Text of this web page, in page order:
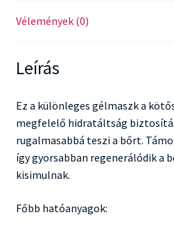
Vélemények (0)
Leírás
Ez a különleges gélmaszk a
megfelelő hidratáltság
rugalmasabbá teszi a bőrt.
így gyorsabban regenerálódik a
kisimulnak.
Főbb hatóanyagok: